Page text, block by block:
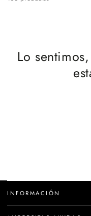
Lo
INFORMACIÓN